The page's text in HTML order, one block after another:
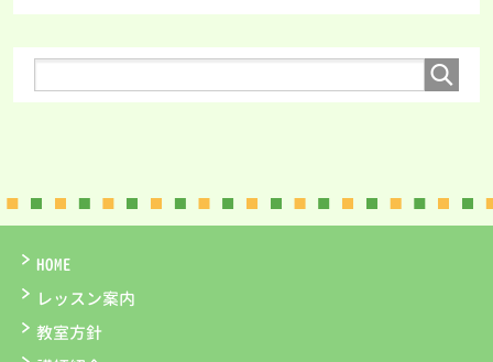
HOME
レッスン案内
教室方針